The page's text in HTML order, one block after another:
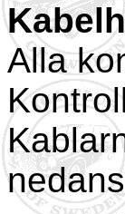
Alla